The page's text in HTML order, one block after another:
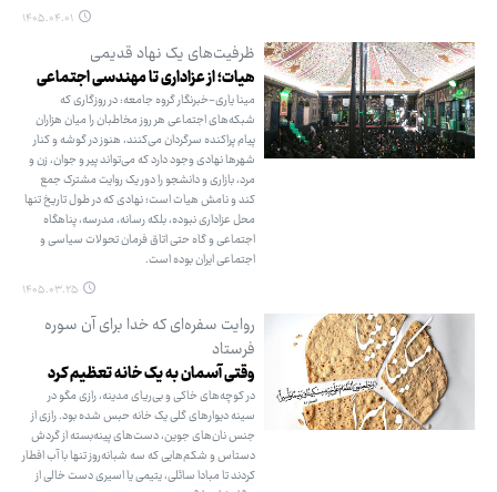
۱۴۰۵.۰۴.۰۱
ظرفیت‌های یک نهاد قدیمی
هیات؛ از عزاداری تا مهندسی اجتماعی
مینا یاری-خبرنگار گروه جامعه: در روزگاری که
شبکه‌های اجتماعی هر روز مخاطبان را میان هزاران
پیام پراکنده سرگردان می‌کنند، هنوز در گوشه و کنار
شهرها نهادی وجود دارد که می‌تواند پیر و جوان، زن و
مرد، بازاری و دانشجو را دور یک روایت مشترک جمع
کند و نامش هیات است؛ نهادی که در طول تاریخ تنها
محل عزاداری نبوده، بلکه رسانه، مدرسه، پناهگاه
اجتماعی و گاه حتی اتاق فرمان تحولات سیاسی و
اجتماعی ایران بوده است.
۱۴۰۵.۰۳.۲۵
روایت سفره‌ای که خدا برای آن سوره
فرستاد
وقتی آسمان به یک خانه تعظیم کرد
در کوچه‌های خاکی و بی‌ریای مدینه، رازی مگو در
سینه دیوارهای گلی یک خانه حبس شده بود. رازی از
جنس نان‌های جوین، دست‌های پینه‌بسته از گردش
دستاس و شکم‌هایی که سه شبانه‌روز تنها با آب افطار
کردند تا مبادا سائلی، یتیمی یا اسیری دست خالی از